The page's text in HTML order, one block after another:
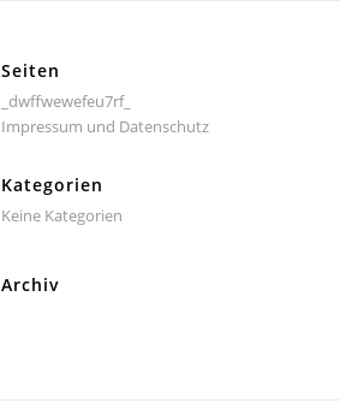
Seiten
_dwffwewefeu7rf_
Impressum und Datenschutz
Kategorien
Keine Kategorien
Archiv